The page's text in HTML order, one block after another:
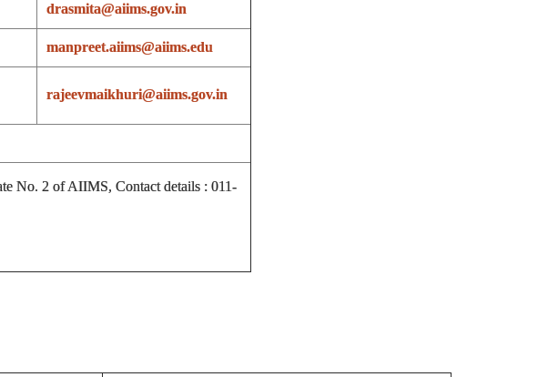
drasmita@aiims.gov.in
manpreet.aiims@aiims.edu
rajeevmaikhuri@aiims.gov.in
No. 2 of AIIMS, Contact details : 011-